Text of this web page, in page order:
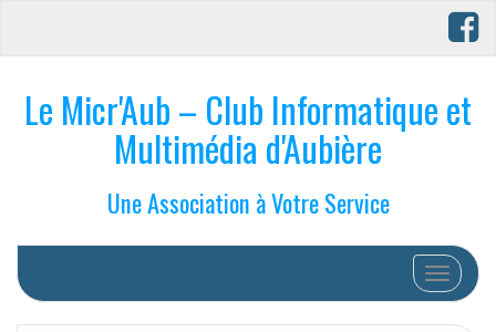
Le Micr'Aub – Club Informatique et
Multimédia d'Aubière
Une Association à Votre Service
Afficher/